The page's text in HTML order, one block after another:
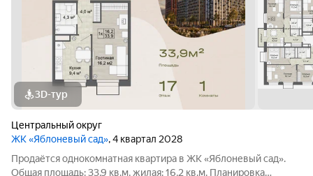
3D-тур
Центральный округ
ЖК «Яблоневый сад», 4 квартал 2028
Продаётся однокомнатная квартира в ЖК «Яблоневый сад».
Общая площадь: 33,9 кв.м, жилая: 16,2 кв.м. Планировка